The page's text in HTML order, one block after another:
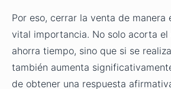
Por eso, cerrar la venta de manera
vital importancia. No solo acorta
ahorra tiempo, sino que si se
también aumenta
de obtener una respuesta